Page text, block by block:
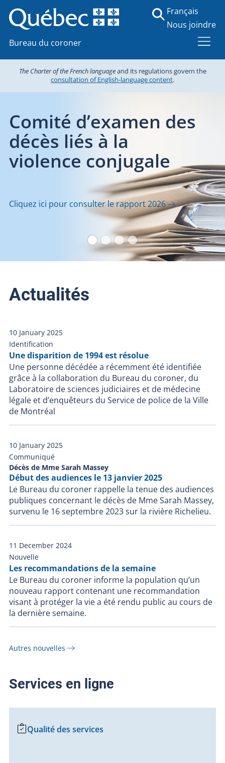
Bureau du coroner
Français
Nous joindre
The Charter of the French languageand its regulations govern the
consultation of English-language content.
Transporteurs pour
le Bureau du
Consultez les outils et documents pertinents
Actualités
10 January 2025
Identification
Une disparition de 1994 est résolue
Une personne décédée a récemment été identifiée
grâce à la collaboration du Bureau du coroner, du
Laboratoire de sciences judiciaires et de médecine
légale et d’enquêteurs du Service de police de la Ville
de Montréal
10 January 2025
Communiqué
Décès de Mme Sarah Massey
Début des audiences le 13 janvier 2025
Le Bureau du coroner rappelle la tenue des audiences
publiques concernant le décès de Mme Sarah Massey,
survenu le 16 septembre 2023 sur la rivière Richelieu.
11 December 2024
Nouvelle
Les recommandations de la semaine
Le Bureau du coroner informe la population qu’un
nouveau rapport contenant une recommandation
visant à protéger la vie a été rendu public au cours de
la dernière semaine.
Autres nouvelles
Services en ligne
Qualité des services